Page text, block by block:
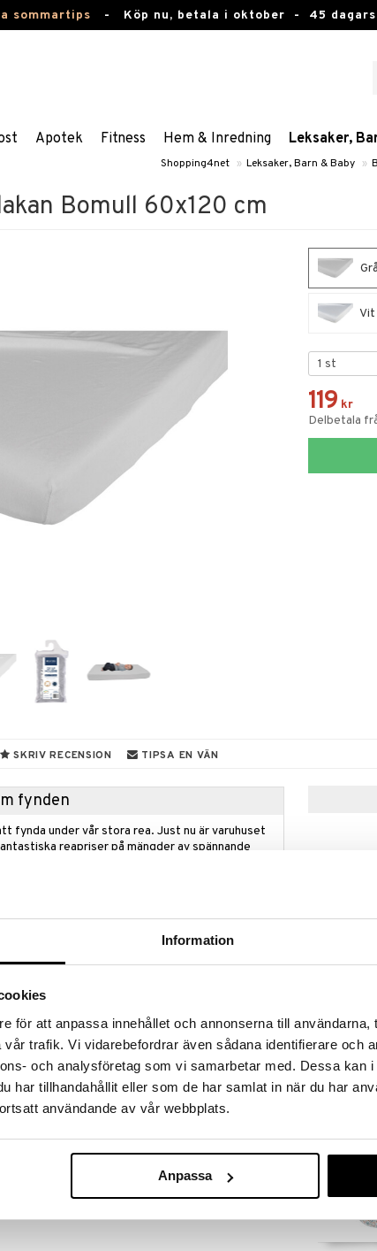
Information
för att anpassa innehållet och annonserna till användarna,
trafik. Vi vidarebefordrar även sådana identifierare och
och analysföretag som vi samarbetar med. Dessa kan
har tillhandahållit eller som de har samlat in när du har
användande av vår webbplats.
Anpassa
sommartips - Köp nu, betala i oktober - 45
Apotek Fitness Hem & Inredning Leksaker,
Shopping4net » Leksaker, Barn & Baby »
Bomull 60x120 cm
Vit
119 kr
Delbetala
SKRIV RECENSION TIPSA EN VÄN
fynden
fynda under vår stora rea. Just nu är varuhuset
reapriser på mängder av spännande
och lakanet är lätt att trä på madrassen.
att barnet inte riskerar att trassla in sig i lakanet.
i maskin på 30 grader men ska undvika att
Candide dra-på-lakan är framtagna med
att hindra barnet från att trassla in sig i lakanet.
madrasser 60×120 cm och är tillverkade i bomull.
Finns i
CANDIDE
fr.169 kr